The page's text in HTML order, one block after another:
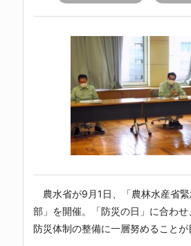
農水省が9月1日、「農林水産省
部」を開催。「防災の日」に合わせ
防災体制の整備に一層努めることが